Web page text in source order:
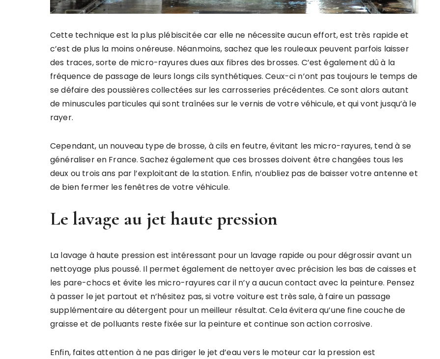
Cette technique est la plus plébiscitée car elle ne nécessite aucun effort, est très rapide et
c’est de plus la moins onéreuse. Néanmoins, sachez que les rouleaux peuvent parfois laisser
des traces, sorte de micro-rayures dues aux fibres des brosses. C’est également dû à la
fréquence de passage de leurs longs cils synthétiques. Ceux-ci n’ont pas toujours le temps de
se défaire des poussières collectées sur les carrosseries précédentes. Ce sont alors autant
de minuscules particules qui sont traînées sur le vernis de votre véhicule, et qui vont jusqu’à le
rayer.
Cependant, un nouveau type de brosse, à cils en feutre, évitant les micro-rayures, tend à se
généraliser en France. Sachez également que ces brosses doivent être changées tous les
deux ou trois ans par l’exploitant de la station. Enfin, n’oubliez pas de baisser votre antenne et
de bien fermer les fenêtres de votre véhicule.
Le lavage au jet haute pression
La lavage à haute pression est intéressant pour un lavage rapide ou pour dégrossir avant un
nettoyage plus poussé. Il permet également de nettoyer avec précision les bas de caisses et
les pare-chocs et évite les micro-rayures car il n’y a aucun contact avec la peinture. Pensez
à passer le jet partout et n’hésitez pas, si votre voiture est très sale, à faire un passage
supplémentaire au détergent pour un meilleur résultat. Cela évitera qu’une fine couche de
graisse et de polluants reste fixée sur la peinture et continue son action corrosive.
Enfin, faites attention à ne pas diriger le jet d’eau vers le moteur car la pression est